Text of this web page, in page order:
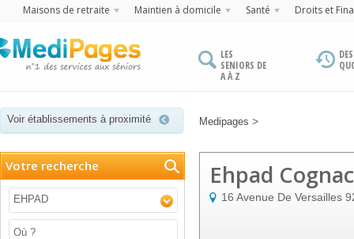
Maisons de retraite Maintien à domicile Santé Droits et
LES
SENIORS DE
A À Z
Voir établissements à proximité Medipages >
Votre recherche
EHPAD
Ehpad
16 Avenue De Versailles